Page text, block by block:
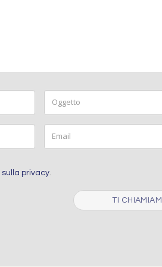
Oggetto
Email
privacy.